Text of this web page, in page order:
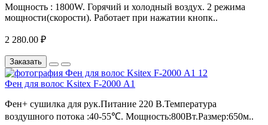
Мощность : 1800W. Горячий и холодный воздух. 2 режима
мощности(скорости). Работает при нажатии кнопк..
2 280.00 ₽
Заказать
Фен для волос Ksitex F-2000 А1
Фен+ сушилка для рук.Питание 220 В.Температура
воздушного потока :40-55℃. Мощность:800Вт.Размер:650м..